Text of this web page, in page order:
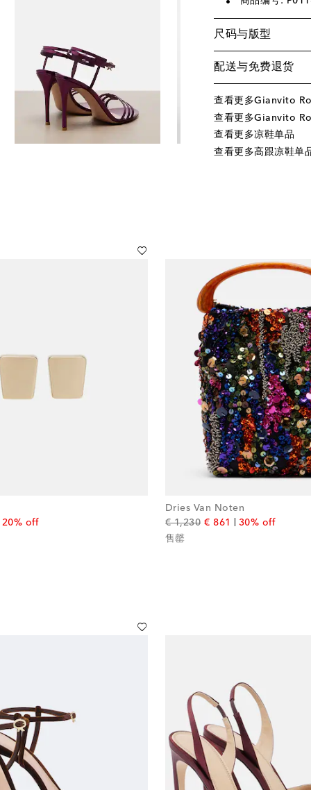
尺码与版型
配送与免费退货
查看更多Gianvito
查看更多Gianvito
查看更多凉鞋单品
查看更多高跟凉鞋单
price price
20% off
Dries Van Noten
€ 1,230original price
€ 861 discount price
30% off
售罄